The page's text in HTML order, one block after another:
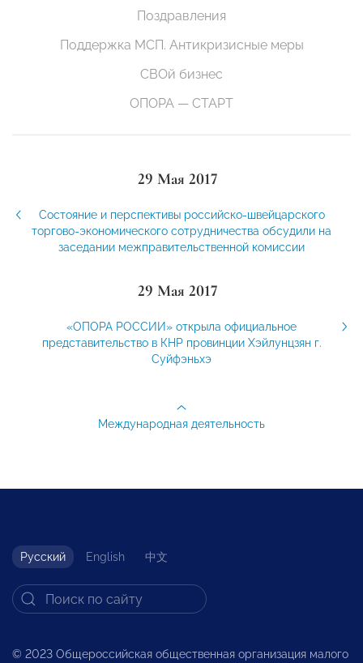
Поздравления
Поддержка МСП. Антикризисные меры
СВОй бизнес
ОПОРА — СТАРТ
29 Мая 2017
Состояние и перспективы российско-швейцарского
торгово-экономического сотрудничества обсудили на
заседании межправительственной комиссии
29 Мая 2017
«ОПОРА РОССИИ» открыла официальное
представительство в КНР провинции Хэйлунцзян г.
Суйфэньхэ
Международная деятельность
Русский English 中文
© 2023 Общероссийская общественная организация малого